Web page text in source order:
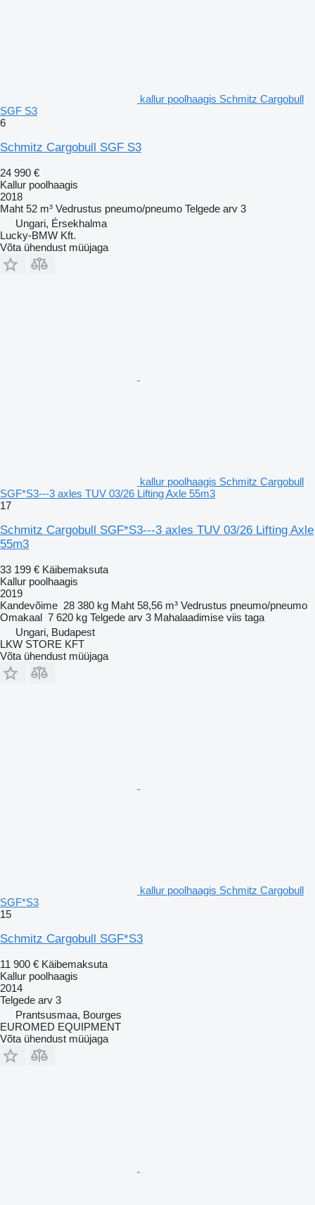
kallur poolhaagis Schmitz Cargobull
SGF S3
6
Schmitz Cargobull SGF S3
24 990 €
Kallur poolhaagis
2018
Maht 52 m³ Vedrustus pneumo/pneumo Telgede arv 3
Ungari, Érsekhalma
Lucky-BMW Kft.
Võta ühendust müüjaga
kallur poolhaagis Schmitz Cargobull
SGF*S3---3 axles TUV 03/26 Lifting Axle 55m3
17
Schmitz Cargobull SGF*S3---3 axles TUV 03/26 Lifting Axle
55m3
33 199 € Käibemaksuta
Kallur poolhaagis
2019
Kandevõime 28 380 kg Maht 58,56 m³ Vedrustus pneumo/pneumo
Omakaal 7 620 kg Telgede arv 3 Mahalaadimise viis taga
Ungari, Budapest
LKW STORE KFT
Võta ühendust müüjaga
kallur poolhaagis Schmitz Cargobull
SGF*S3
15
Schmitz Cargobull SGF*S3
11 900 € Käibemaksuta
Kallur poolhaagis
2014
Telgede arv 3
Prantsusmaa, Bourges
EUROMED EQUIPMENT
Võta ühendust müüjaga